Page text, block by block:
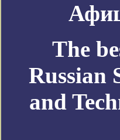
The
Russian
and